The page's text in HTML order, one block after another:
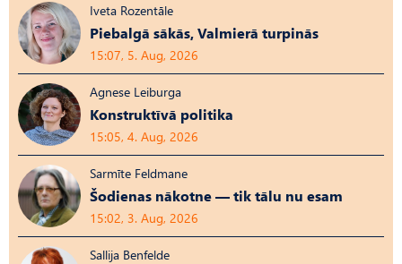
Iveta Rozentāle
Piebalgā sākās, Valmierā turpinās
15:07, 5. Aug, 2026
Agnese Leiburga
Konstruktīvā politika
15:05, 4. Aug, 2026
Sarmīte Feldmane
Šodienas nākotne — tik tālu nu esam
15:02, 3. Aug, 2026
Sallija Benfelde